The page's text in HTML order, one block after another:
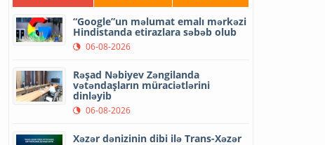
“Google”un məlumat emalı mərkəzi
Hindistanda etirazlara səbəb olub
06-08-2026
Rəşad Nəbiyev Zəngilanda
vətəndaşların müraciətlərini
dinləyib
06-08-2026
Xəzər dənizinin dibi ilə Trans-Xəzər